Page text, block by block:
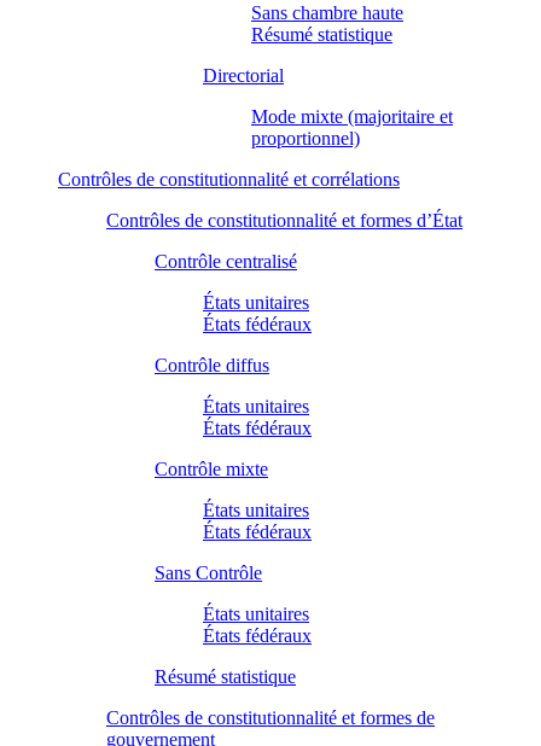
Sans chambre haute
Résumé statistique
Directorial
Mode mixte (majoritaire et
proportionnel)
Contrôles de constitutionnalité et corrélations
Contrôles de constitutionnalité et formes d’État
Contrôle centralisé
États unitaires
États fédéraux
Contrôle diffus
États unitaires
États fédéraux
Contrôle mixte
États unitaires
États fédéraux
Sans Contrôle
États unitaires
États fédéraux
Résumé statistique
Contrôles de constitutionnalité et formes de
gouvernement